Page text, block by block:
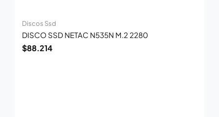
Discos Ssd
DISCO SSD NETAC N535N M.2 2280
$88.214